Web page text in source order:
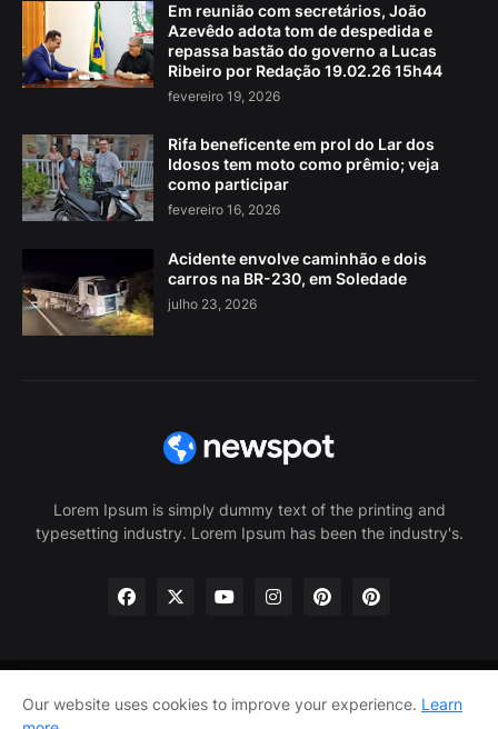
Em reunião com secretários, João
Azevêdo adota tom de despedida e
repassa bastão do governo a Lucas
Ribeiro por Redação 19.02.26 15h44
fevereiro 19, 2026
Rifa beneficente em prol do Lar dos
Idosos tem moto como prêmio; veja
como participar
fevereiro 16, 2026
Acidente envolve caminhão e dois
carros na BR-230, em Soledade
julho 23, 2026
Lorem Ipsum is simply dummy text of the printing and
typesetting industry. Lorem Ipsum has been the industry's.
Home About Us Privacy Policy
Contact Us
Our website uses cookies to improve your experience. Learn